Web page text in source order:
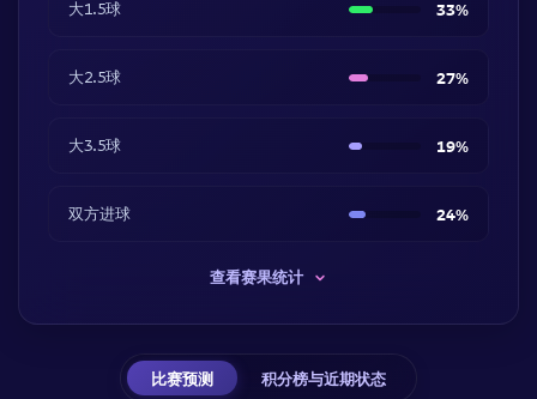
大1.5球 33%
大2.5球 27%
大3.5球 19%
双方进球 24%
查看赛果统计
比赛预测 积分榜与近期状态